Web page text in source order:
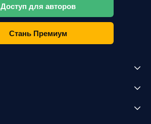
Доступ для авторов
Стань Премиум